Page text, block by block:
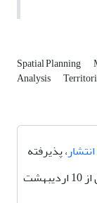
Spatial Planning
Analysis
، پذیرفته
انتشار آنلاین از 10 اردیبهشت